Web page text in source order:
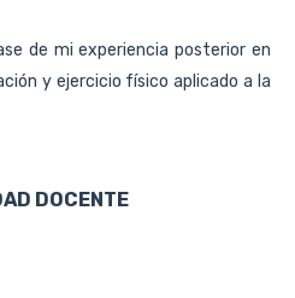
de mi experiencia posterior en
y ejercicio físico aplicado a la
DOCENTE